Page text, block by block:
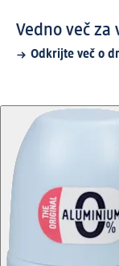
Vedno več za
Odkrijte več o